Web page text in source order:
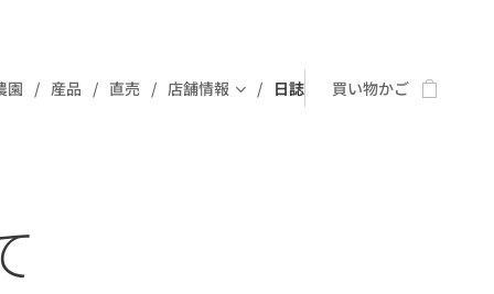
園 産品 直売 店舗情報 日誌 買い物かご